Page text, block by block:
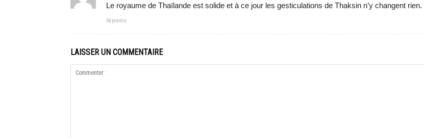
Le royaume de Thaïlande est solide et à ce jour les gesticulations de Thaksin n’y changent rien.
Répondre
LAISSER UN COMMENTAIRE